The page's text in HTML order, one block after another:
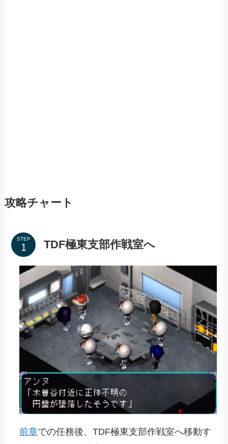
攻略チャート
STEP TDF極東支部作戦室へ
前章での任務後、TDF極東支部作戦室へ移動す